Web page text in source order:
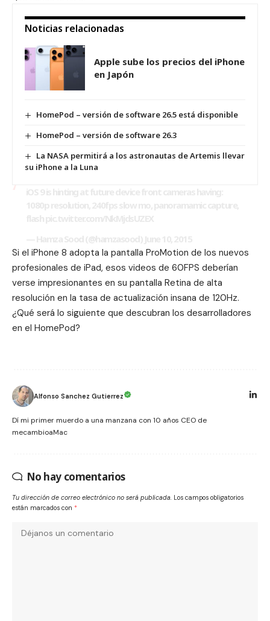
Noticias relacionadas
Apple sube los precios del iPhone
en Japón
HomePod – versión de software 26.5 está disponible
HomePod – versión de software 26.3
La NASA permitirá a los astronautas de Artemis llevar
su iPhone a la Luna
Si el iPhone 8 adopta la pantalla ProMotion de los nuevos
profesionales de iPad, esos videos de 60FPS deberían
verse impresionantes en su pantalla Retina de alta
resolución en la tasa de actualización insana de 120Hz.
¿Qué será lo siguiente que descubran los desarrolladores
en el HomePod?
Alfonso Sanchez Gutierrez
Dí mi primer muerdo a una manzana con 10 años CEO de
mecambioaMac
No hay comentarios
Tu dirección de correo electrónico no será publicada. Los campos obligatorios
están marcados con *